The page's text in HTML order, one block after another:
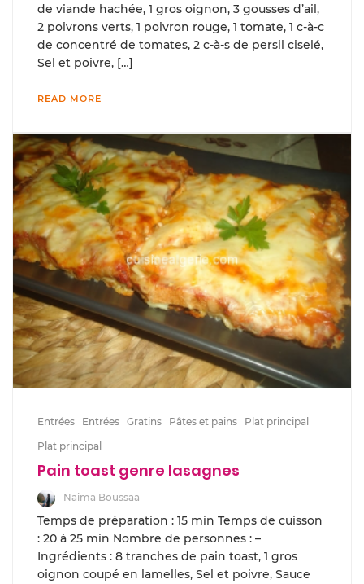
de viande hachée, 1 gros oignon, 3 gousses d’ail,
2 poivrons verts, 1 poivron rouge, 1 tomate, 1 c-à-c
de concentré de tomates, 2 c-à-s de persil ciselé,
Sel et poivre, […]
READ MORE
Entrées Entrées Gratins Pâtes et pains
Plat principal
Plat principal
Pain toast genre lasagnes
Naima Boussaa
Temps de préparation : 15 min Temps de cuisson
: 20 à 25 min Nombre de personnes : –
Ingrédients : 8 tranches de pain toast, 1 gros
oignon coupé en lamelles, Sel et poivre, Sauce